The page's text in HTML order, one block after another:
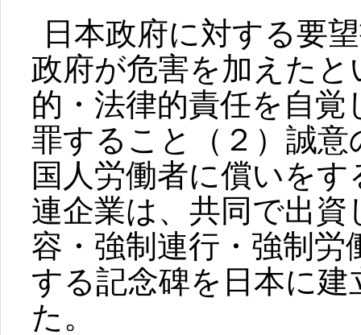
日本政府に対する要
政府が危害を加えた
的・法律的責任を自
罪すること（２）誠
国人労働者に償いを
連企業は、共同で出
容・強制連行・強制
する記念碑を日本に
た。